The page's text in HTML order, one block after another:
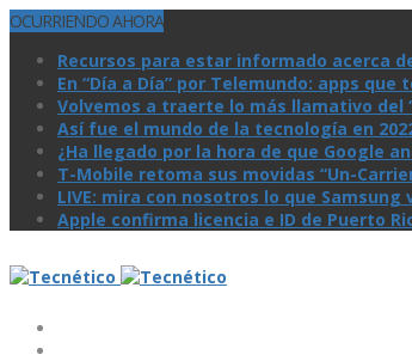
OCURRIENDO AHORA
Recursos para estar informado acerca
En “Día a Día” por Telemundo: apps
Volvemos a traerte lo más llamativo del
Así­ fue el mundo de la tecnologí­a en
¿Ha llegado por la hora de que Google
T-Mobile retoma sus movidas “Un-
LIVE: mira con nosotros lo que
Apple confirma licencia e ID de Puerto